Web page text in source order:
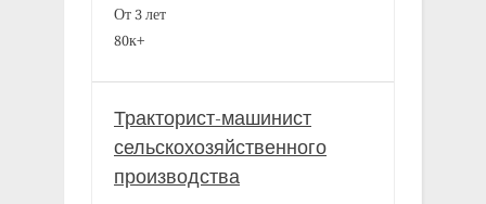
От 3 лет
80к+
Тракторист-машинист
сельскохозяйственного
производства